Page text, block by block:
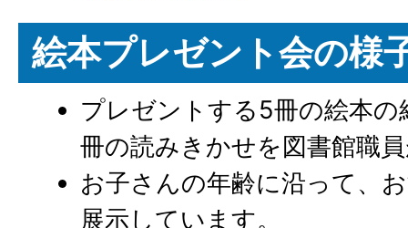
絵本プレゼント会の様
プレゼントする5冊の絵本
冊の読みきかせを図書館職
お子さんの年齢に沿って、
展示しています。